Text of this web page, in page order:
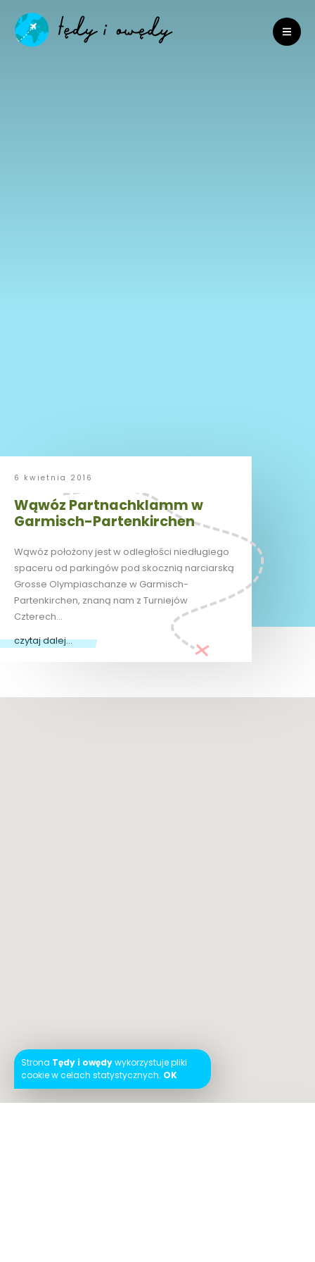
6 kwietnia 2016
Wąwóz Partnachklamm w
Garmisch-Partenkirchen
Wąwóz położony jest w odległości niedługiego
spaceru od parkingów pod skocznią narciarską
Grosse Olympiaschanze w Garmisch-
Partenkirchen, znaną nam z Turniejów
Czterech…
czytaj dalej...
Strona Tędy i owędywykorzystuje pliki
cookie w celach statystycznych. OK